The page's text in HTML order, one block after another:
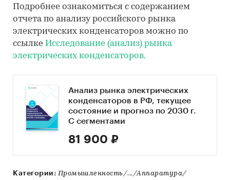
Подробнее ознакомиться с содержанием
отчета по анализу российского рынка
электрических конденсаторов можно по
ссылке Исследование (анализ) рынка
электрических конденсаторов.
Анализ рынка электрических
конденсаторов в РФ, текущее
состояние и прогноз по 2030 г.
С сегментами
81 900 ₽
Категории: Промышленность/.../Аппаратура/